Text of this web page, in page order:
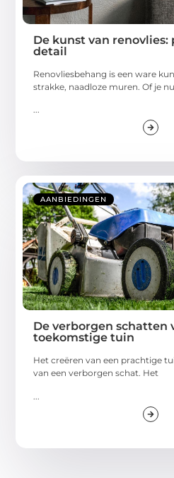
De kunst van
detail
Renovliesbehang is een ware
strakke, naadloze muren. Of je nu
...
AANBIEDINGEN
De verborgen schatten
toekomstige tuin
Het creëren van een prachtige
van een verborgen schat. Het